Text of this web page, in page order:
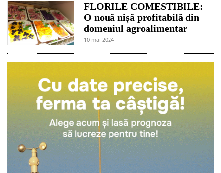
FLORILE COMESTIBILE:
O nouă nișă profitabilă din
domeniul agroalimentar
10 mai 2024